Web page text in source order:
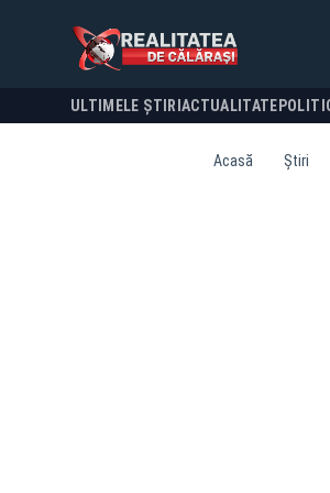
ULTIMELE ȘTIRI ACTUALITATE
Acasă Știri